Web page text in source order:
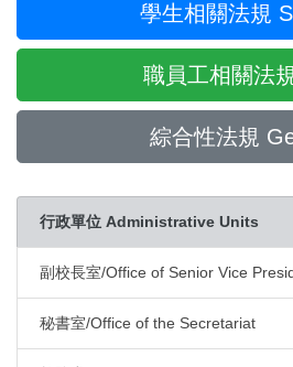
學生相關法規
職員工相關法
綜合性法規
行政單位 Administrative Units
副校長室/Office of Senior Vice
秘書室/Office of the Secretariat